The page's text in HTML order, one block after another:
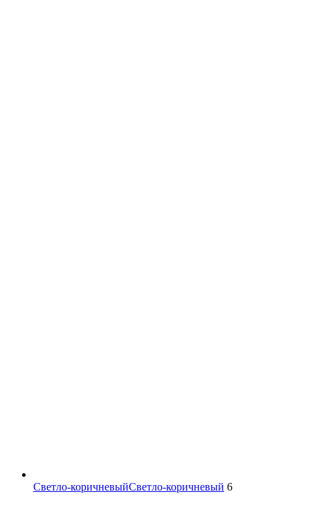
Светло-коричневыйСветло-коричневый 6